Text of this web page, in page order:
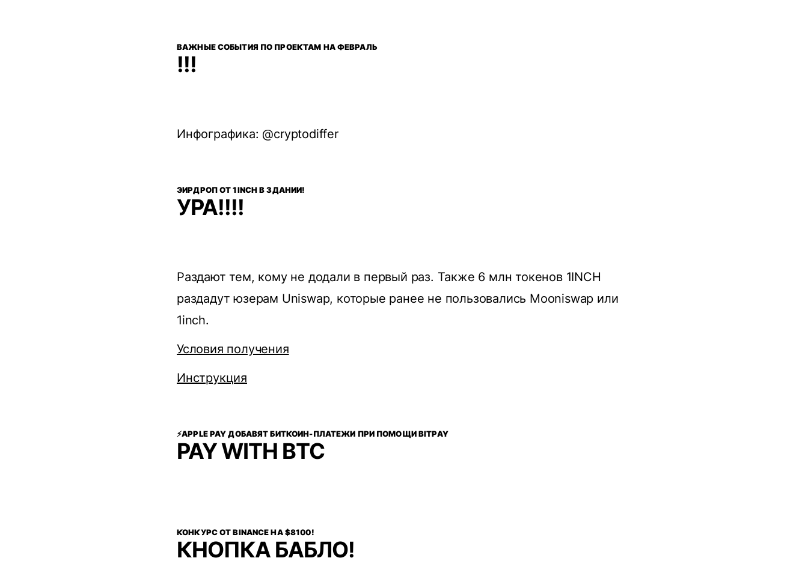
ВАЖНЫЕ СОБЫТИЯ ПО ПРОЕКТАМ НА ФЕВРАЛЬ
!!!
Инфографика: @cryptodiffer
ЭИРДРОП ОТ 1INCH В ЗДАНИИ!
УРА!!!!
Раздают тем, кому не додали в первый раз. Также 6 млн токенов 1INCH
раздадут юзерам Uniswap, которые ранее не пользовались Mooniswap или
1inch.
Условия получения
Инстрyкция
⚡️APPLE PAY ДОБАВЯТ БИТКОИН-ПЛАТЕЖИ ПРИ ПОМОЩИ BITPAY
PAY WITH BTC
КОНКУРС ОТ BINANCE НА $8100!
КНОПКА БАБЛО!